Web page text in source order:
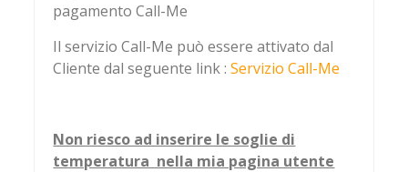
pagamento Call-Me
Il servizio Call-Me può essere attivato dal
Cliente dal seguente link :Servizio Call-Me
Non riesco ad inserire le soglie di
temperatura nella mia pagina utente